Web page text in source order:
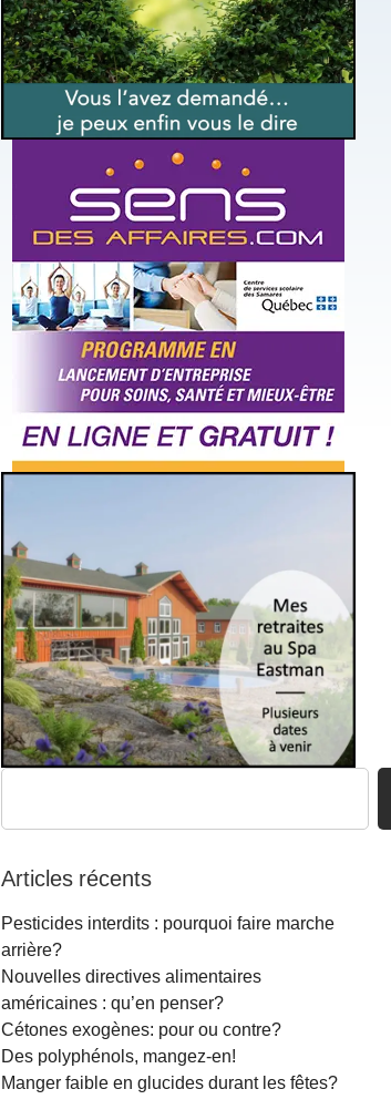
Articles récents
Pesticides interdits : pourquoi faire marche
arrière?
Nouvelles directives alimentaires
américaines : qu’en penser?
Cétones exogènes: pour ou contre?
Des polyphénols, mangez-en!
Manger faible en glucides durant les fêtes?